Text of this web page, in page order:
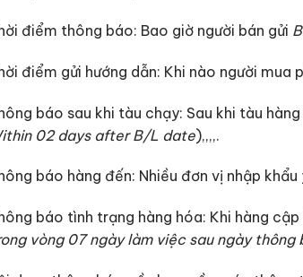
điểm thông báo: Bao giờ người bán gửi
điểm gửi hướng dẫn: Khi nào người mua
báo sau khi tàu chạy: Sau khi tàu
02 days after B/L date),,,,.
báo hàng đến: Nhiều đơn vị nhập
báo tình trạng hàng hóa: Khi hàng
vòng 07 ngày làm việc sau ngày thông